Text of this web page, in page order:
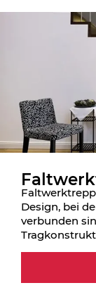
Design, bei
verbunden